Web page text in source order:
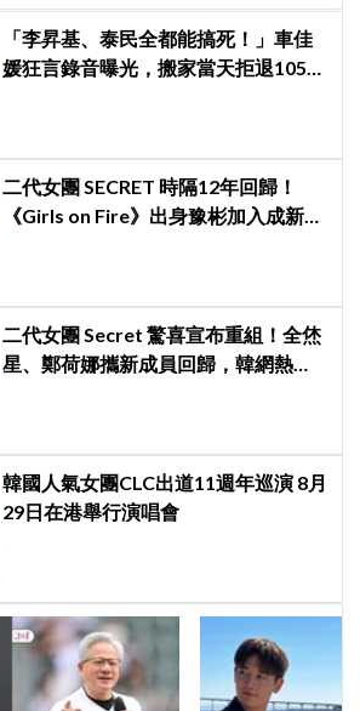
「李昇基、泰民全都能搞死！」車佳
媛狂言錄音曝光，搬家當天拒退105億
二代女團 SECRET 時隔12年回歸！
《Girls on Fire》出身豫彬加入成新成
二代女團 Secret 驚喜宣布重組！全烋
星、鄭荷娜攜新成員回歸，韓網熱
韓國人氣女團CLC出道11週年巡演 8月
29日在港舉行演唱會